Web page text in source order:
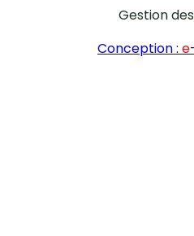
Gestion
Conception : e